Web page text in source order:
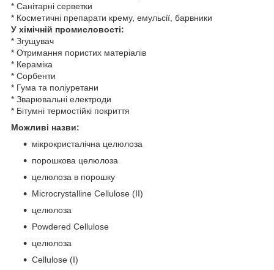
* Санітарні серветки
* Косметичні препарати крему, емульсії, барвники
У хімічній промисловості:
* Згущувач
* Отримання пористих матеріалів
* Кераміка
* Сорбенти
* Гума та поліуретани
* Зварювальні електроди
* Бітумні термостійкі покриття
Можливі назви:
мікрокристалічна целюлоза
порошкова целюлоза
целюлоза в порошку
Microcrystalline Cellulose (II)
целюлоза
Powdered Cellulose
целюлоза
Cellulose (I)